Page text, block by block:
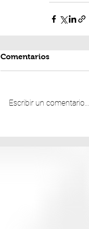
Comentarios
Escribir un comentario...